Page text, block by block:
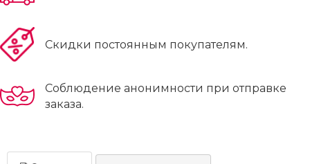
Скидки постоянным покупателям.
Соблюдение анонимности при отправке
заказа.